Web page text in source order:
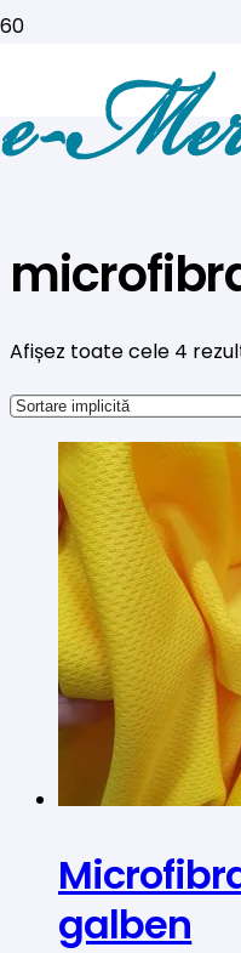
Afișez toate cele 4
galben